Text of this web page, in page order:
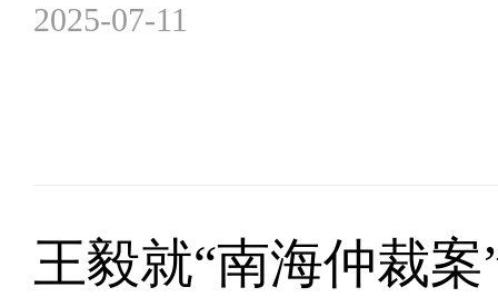
2025-07-11
王毅就“南海仲裁